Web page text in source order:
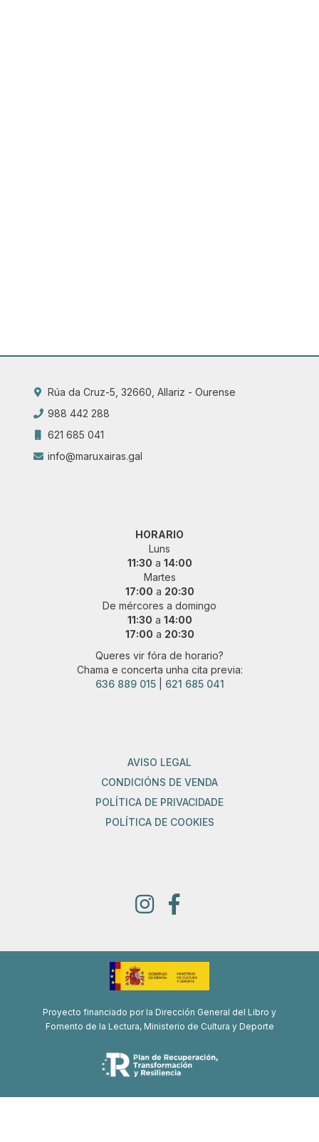
Rúa da Cruz-5, 32660, Allariz - Ourense
988 442 288
621 685 041
info@maruxairas.gal
HORARIO
Luns
11:30 a 14:00
Martes
17:00 a 20:30
De mércores a domingo
11:30 a 14:00
17:00 a 20:30
Queres vir fóra de horario?
Chama e concerta unha cita previa:
636 889 015| 621 685 041
AVISO LEGAL
CONDICIÓNS DE VENDA
POLÍTICA DE PRIVACIDADE
POLÍTICA DE COOKIES
Proyecto financiado por la Dirección General del Libro y
Fomento de la Lectura, Ministerio de Cultura y Deporte
Proyecto de recuperación, transformación y resiliencia